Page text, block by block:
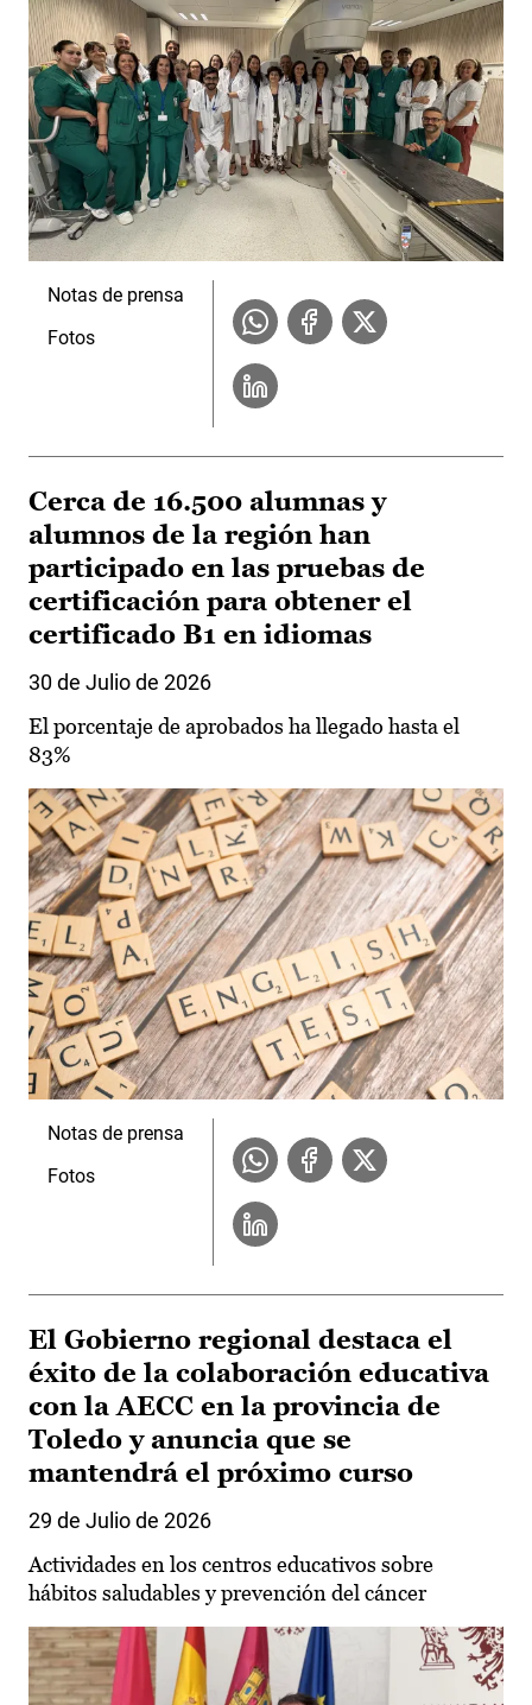
Notas de prensa
Fotos
Cerca de 16.500 alumnas y
alumnos de la región han
participado en las pruebas de
certificación para obtener el
certificado B1 en idiomas
30 de Julio de 2026
El porcentaje de aprobados ha llegado hasta el
83%
Notas de prensa
Fotos
El Gobierno regional destaca el
éxito de la colaboración educativa
con la AECC en la provincia de
Toledo y anuncia que se
mantendrá el próximo curso
29 de Julio de 2026
Actividades en los centros educativos sobre
hábitos saludables y prevención del cáncer